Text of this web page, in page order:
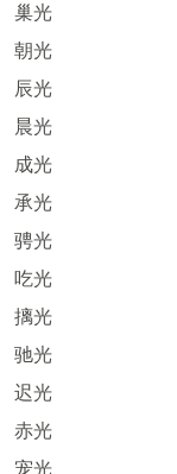
巢光
朝光
辰光
晨光
成光
承光
骋光
吃光
摛光
驰光
迟光
赤光
宠光